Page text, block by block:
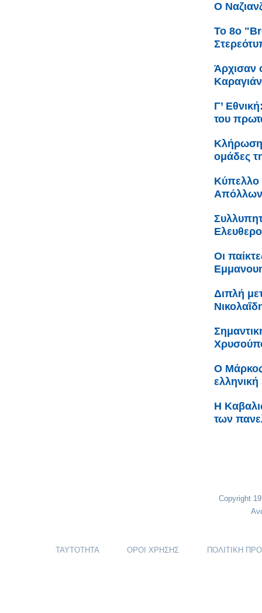
Ο
Το 8ο
Άρχισαν
Γ’
του
Κλήρωση
ομάδες
Κύπελλο
Οι
Διπλή
Ο
H
των
Copyright
ΤΑΥΤΟΤΗΤΑ ΟΡΟΙ ΧΡΗΣΗΣ ΠΟΛΙΤΙΚΗ